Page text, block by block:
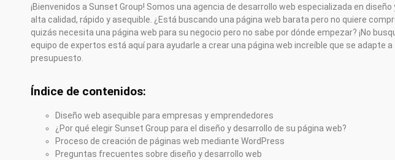
¡Bienvenidos a Sunset Group! Somos una agencia de desarrollo web especializada en diseño
alta calidad, rápido y asequible. ¿Está buscando una página web barata pero no quiere
quizás necesita una página web para su negocio pero no sabe por dónde empezar? ¡No
equipo de expertos está aquí para ayudarle a crear una página web increíble que se adapte
presupuesto.
Índice de contenidos:
Diseño web asequible para empresas y emprendedores
¿Por qué elegir Sunset Group para el diseño y desarrollo de su página web?
Proceso de creación de páginas web mediante WordPress
Preguntas frecuentes sobre diseño y desarrollo web